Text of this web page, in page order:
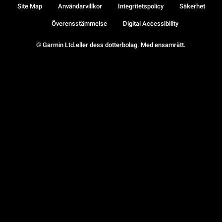
© Garmin Ltd.eller dess dotterbolag. Med ensamrätt.
Site Map Användarvillkor Integritetspolicy Säkerhet
Överensstämmelse Digital Accessibility